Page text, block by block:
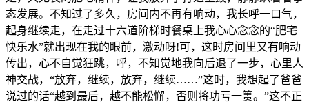
态发展。不知过了多久，房间内不再有响动，我长呼一口气，
起身继续走，在走过十六道阶梯时餐桌上我心心念念的“肥宅
快乐水”就出现在我的眼前，激动呀!可，这时房间里又有响动
传出，心不自觉狂跳，呼，不知觉地我向后退了一步，心里人
神交战，“放弃，继续，放弃，继续……”这时，我想起了爸爸
说过的话“越到最后，越不能松懈，否则将功亏一篑。”这不正